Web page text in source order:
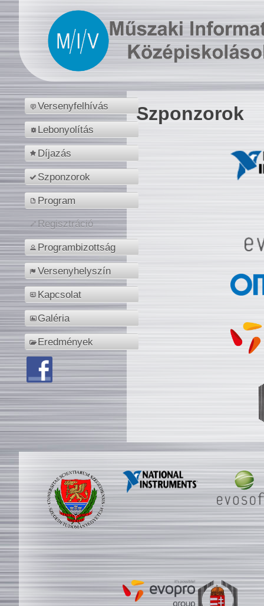
Versenyfelhívás
Lebonyolítás
Díjazás
Szponzorok
Program
Regisztráció
Programbizottság
Versenyhelyszín
Kapcsolat
Galéria
Eredmények
Szponzorok